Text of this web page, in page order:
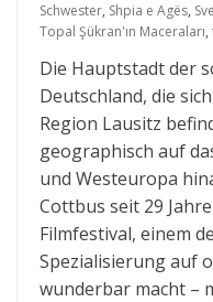
Schwester, Shpia e Agës,
Topal Şükran'ın Maceraları,
Die Hauptstadt der
Deutschland, die
Region Lausitz
geographisch auf
und Westeuropa
Cottbus seit 29
Filmfestival, einem
Spezialisierung auf
wunderbar macht –